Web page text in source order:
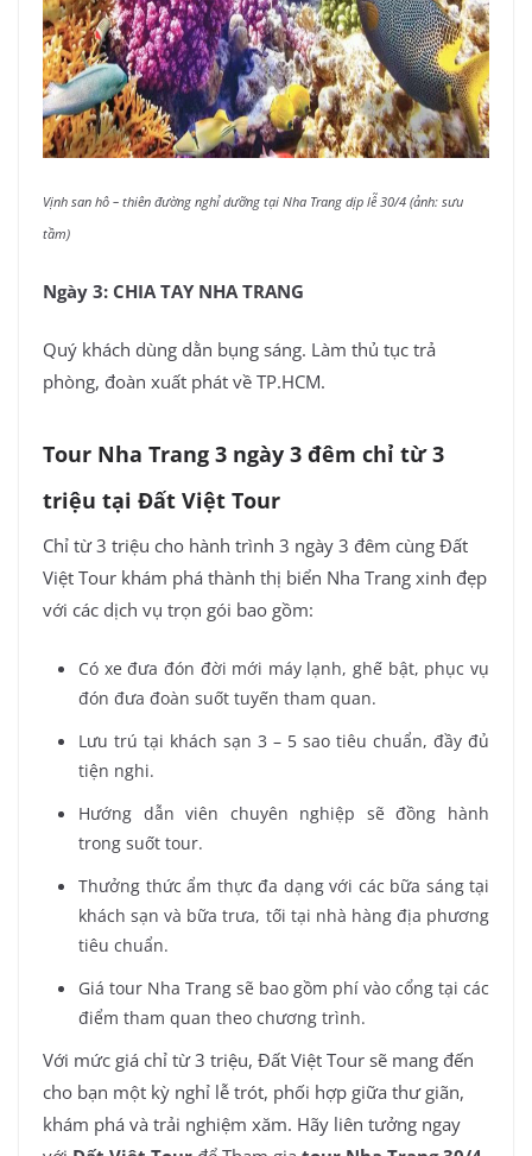
Vịnh san hô – thiên đường nghỉ dưỡng tại Nha Trang dịp lễ 30/4 (ảnh: sưu
tầm)
Ngày 3: CHIA TAY NHA TRANG
Quý khách dùng dằn bụng sáng. Làm thủ tục trả
phòng, đoàn xuất phát về TP.HCM.
Tour Nha Trang 3 ngày 3 đêm chỉ từ 3
triệu tại Đất Việt Tour
Chỉ từ 3 triệu cho hành trình 3 ngày 3 đêm cùng Đất
Việt Tour khám phá thành thị biển Nha Trang xinh đẹp
với các dịch vụ trọn gói bao gồm:
Có xe đưa đón đời mới máy lạnh, ghế bật, phục vụ
đón đưa đoàn suốt tuyến tham quan.
Lưu trú tại khách sạn 3 – 5 sao tiêu chuẩn, đầy đủ
tiện nghi.
Hướng dẫn viên chuyên nghiệp sẽ đồng hành
trong suốt tour.
Thưởng thức ẩm thực đa dạng với các bữa sáng tại
khách sạn và bữa trưa, tối tại nhà hàng địa phương
tiêu chuẩn.
Giá tour Nha Trang sẽ bao gồm phí vào cổng tại các
điểm tham quan theo chương trình.
Với mức giá chỉ từ 3 triệu, Đất Việt Tour sẽ mang đến
cho bạn một kỳ nghỉ lễ trót, phối hợp giữa thư giãn,
khám phá và trải nghiệm xăm. Hãy liên tưởng ngay